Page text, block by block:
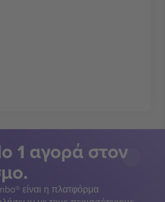
1 αγορά στον
είναι η πλατφόρμα